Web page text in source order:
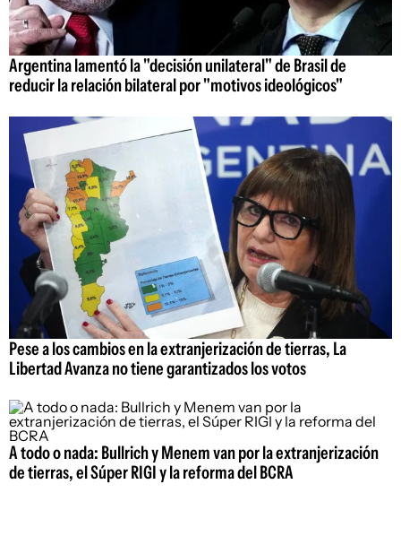
Argentina lamentó la "decisión unilateral" de Brasil de
reducir la relación bilateral por "motivos ideológicos"
Pese a los cambios en la extranjerización de tierras, La
Libertad Avanza no tiene garantizados los votos
A todo o nada: Bullrich y Menem van por la extranjerización
de tierras, el Súper RIGI y la reforma del BCRA